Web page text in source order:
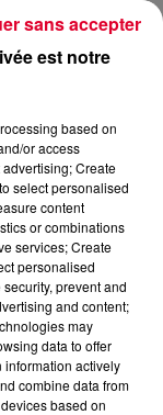
est notre
based on
or access
Create
select personalised
content
or combinations
services; Create
personalised
prevent and
and content;
may
data to offer
information actively
combine data from
based on
sans accepter